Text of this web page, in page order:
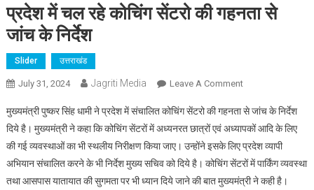
प्रदेश में चल रहे कोचिंग सेंटरो की गहनता से
जांच के निर्देश
Slider उत्तराखंड
July 31, 2024 Jagriti Media Leave A CommentOn
में
चल
रहे
कोचिंग
सेंटरो
मुख्यमंत्री पुष्कर सिंह धामी ने प्रदेश में संचालित कोचिंग सेंटरो की गहनता से जांच के निर्देश
दिये है। मुख्यमंत्री ने कहा कि कोचिंग सेंटरों में अध्यनरत छात्रों एवं अध्यापकों आदि के लिए
की गई व्यवस्थाओं का भी स्थलीय निरीक्षण किया जाए। उन्होंने इसके लिए प्रदेश व्यापी
अभियान संचालित करने के भी निर्देश मुख्य सचिव को दिये है। कोचिंग सेंटरों में पार्किंग व्यवस्था
तथा आसपास यातायात की सुगमता पर भी ध्यान दिये जाने की बात मुख्यमंत्री ने कही है।